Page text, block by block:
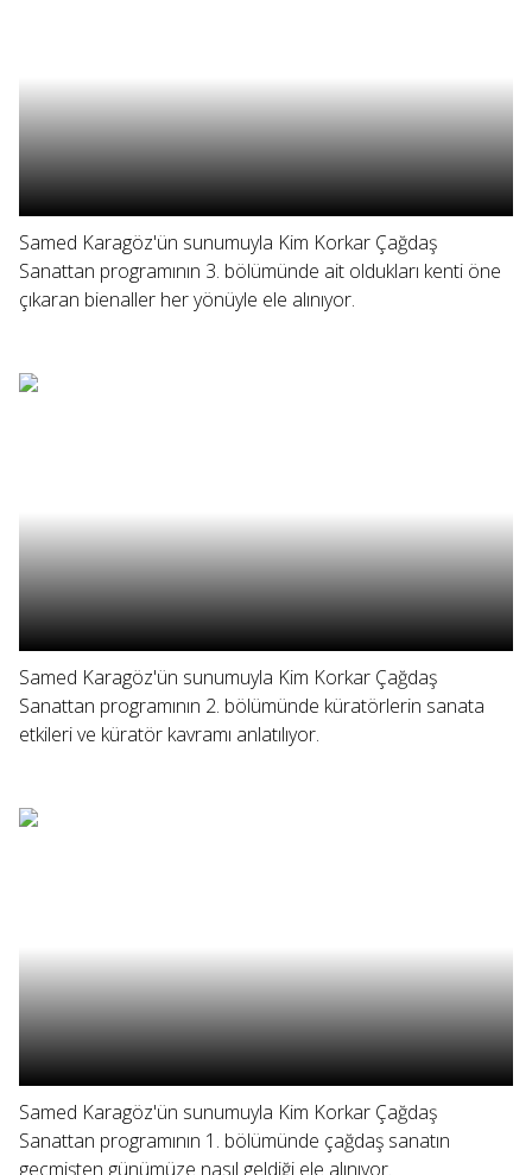
Samed Karagöz'ün sunumuyla Kim Korkar Çağdaş
Sanattan programının 3. bölümünde ait oldukları kenti öne
çıkaran bienaller her yönüyle ele alınıyor.
Samed Karagöz'ün sunumuyla Kim Korkar Çağdaş
Sanattan programının 2. bölümünde küratörlerin sanata
etkileri ve küratör kavramı anlatılıyor.
Samed Karagöz'ün sunumuyla Kim Korkar Çağdaş
Sanattan programının 1. bölümünde çağdaş sanatın
geçmişten günümüze nasıl geldiği ele alınıyor.